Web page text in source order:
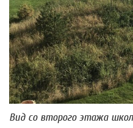
Вид со второго этажа